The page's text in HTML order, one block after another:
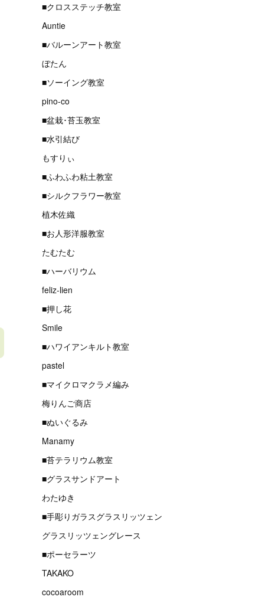
■クロスステッチ教室
Auntie
■バルーンアート教室
ぼたん
■ソーイング教室
pino-co
■盆栽･苔玉教室
■水引結び
もすりぃ
■ふわふわ粘土教室
■シルクフラワー教室
植木佐織
■お人形洋服教室
たむたむ
■ハーバリウム
feliz-lien
■押し花
Smile
■ハワイアンキルト教室
pastel
■マイクロマクラメ編み
梅りんご商店
■ぬいぐるみ
Manamy
■苔テラリウム教室
■グラスサンドアート
わたゆき
■手彫りガラスグラスリッツェン
グラスリッツェングレース
■ポーセラーツ
TAKAKO
cocoaroom